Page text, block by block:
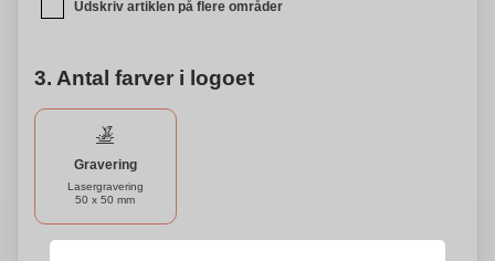
Udskriv artiklen på flere områder
3. Antal farver i logoet
Gravering
Lasergravering
50 x 50 mm